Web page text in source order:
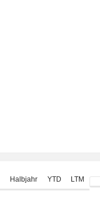
Halbjahr YTD LTM